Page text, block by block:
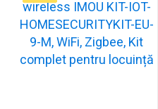
wireless IMOU KIT-IOT-
HOMESECURITYKIT-EU-
9-M, WiFi, Zigbee, Kit
complet pentru locuință